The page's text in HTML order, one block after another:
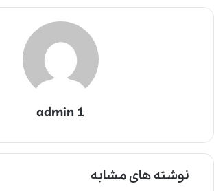
admin 1
نوشته های مشابه